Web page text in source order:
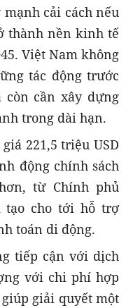
cải cách nếu
thành nền kinh tế
Việt Nam không
tác động trước
cần xây dựng
trong dài hạn.
221,5 triệu USD
động chính sách
từ Chính phủ
cho tới hỗ trợ
toán di động.
tiếp cận với dịch
với chi phí hợp
giải quyết một